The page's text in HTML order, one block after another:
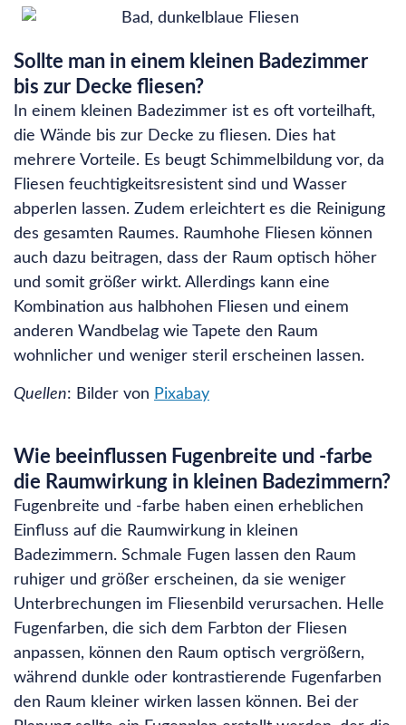
Sollte man in einem kleinen Badezimmer
bis zur Decke fliesen?
In einem kleinen Badezimmer ist es oft vorteilhaft,
die Wände bis zur Decke zu fliesen. Dies hat
mehrere Vorteile. Es beugt Schimmelbildung vor, da
Fliesen feuchtigkeitsresistent sind und Wasser
abperlen lassen. Zudem erleichtert es die Reinigung
des gesamten Raumes. Raumhohe Fliesen können
auch dazu beitragen, dass der Raum optisch höher
und somit größer wirkt. Allerdings kann eine
Kombination aus halbhohen Fliesen und einem
anderen Wandbelag wie Tapete den Raum
wohnlicher und weniger steril erscheinen lassen.
Quellen: Bilder von Pixabay
Wie beeinflussen Fugenbreite und -farbe
die Raumwirkung in kleinen Badezimmern?
Fugenbreite und -farbe haben einen erheblichen
Einfluss auf die Raumwirkung in kleinen
Badezimmern. Schmale Fugen lassen den Raum
ruhiger und größer erscheinen, da sie weniger
Unterbrechungen im Fliesenbild verursachen. Helle
Fugenfarben, die sich dem Farbton der Fliesen
anpassen, können den Raum optisch vergrößern,
während dunkle oder kontrastierende Fugenfarben
den Raum kleiner wirken lassen können. Bei der